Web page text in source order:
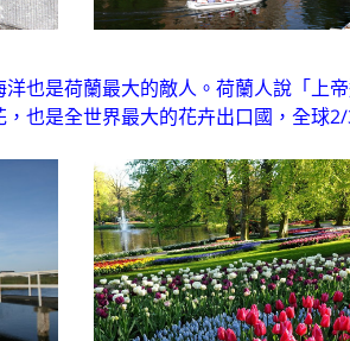
也是荷蘭最大的敵人。荷蘭人說「上
也是全世界最大的花卉出口國，全球